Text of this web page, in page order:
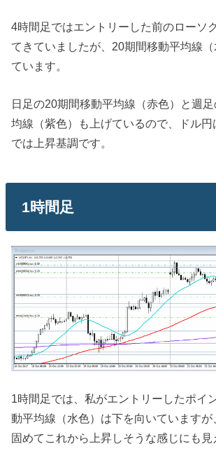
4時間足ではエントリーした前のローソ
てきていましたが、20期間移動平均線
ています。
日足の20期間移動平均線（赤色）と週
均線（紫色）も上げているので、ドル円
では上昇基調です。
1時間足
1時間足では、私がエントリーしたポイ
動平均線（水色）は下を向いていますが
固めてこれから上昇しそうな感じにも見